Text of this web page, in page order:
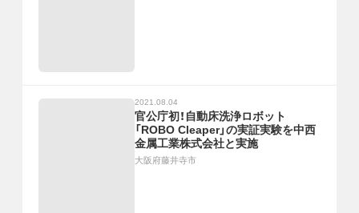
2021.08.04
官公庁初！自動床洗浄ロボット
「ROBO Cleaper」の実証実験を中西
金属工業株式会社と実施
大阪府藤井寺市